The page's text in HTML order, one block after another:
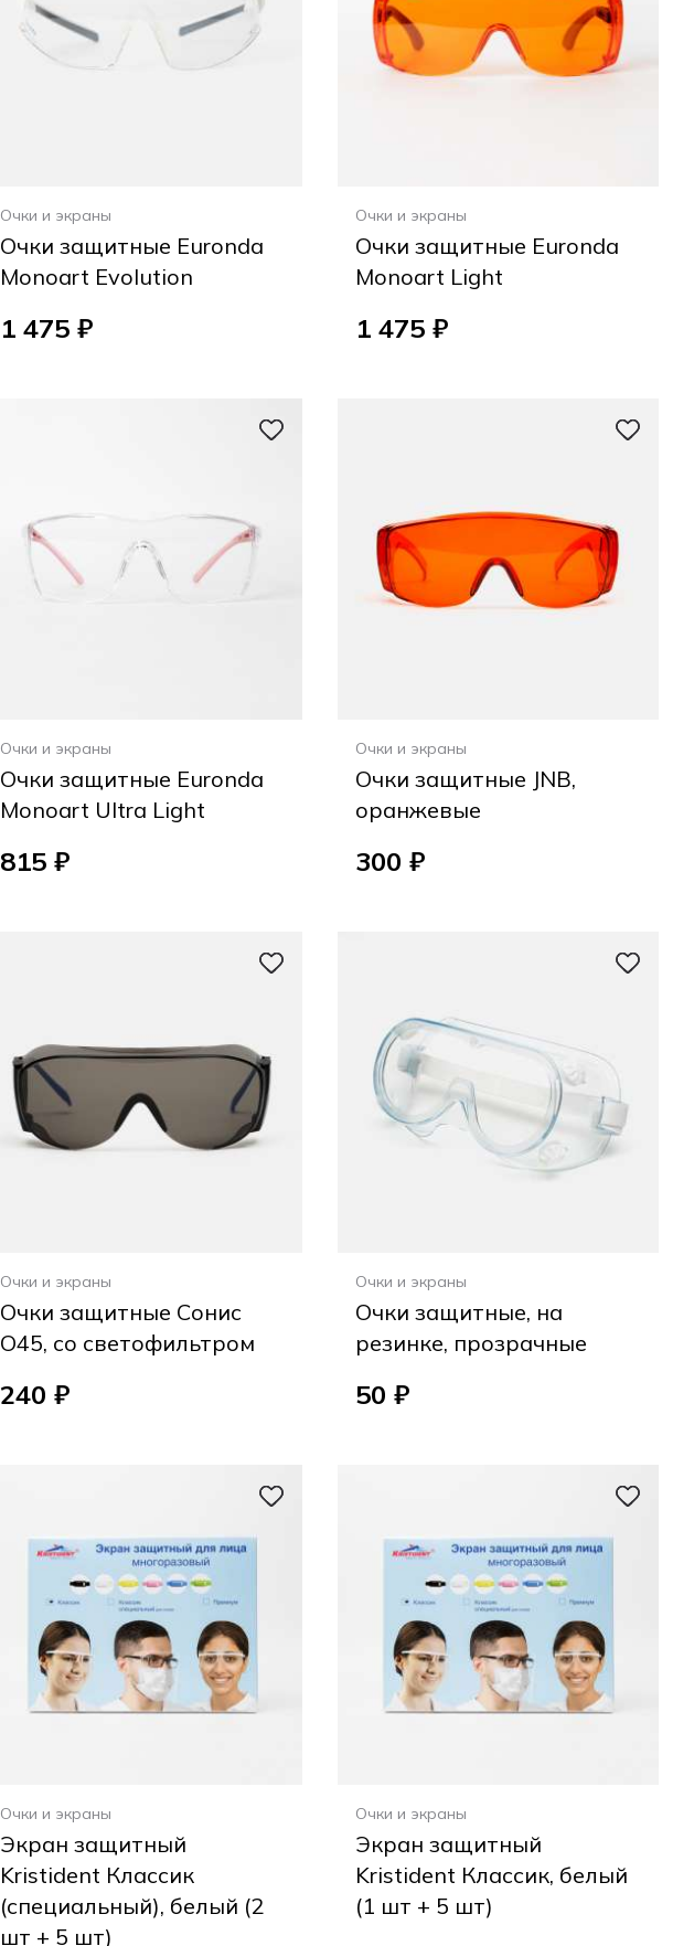
Очки и экраны
Очки защитные Euronda
Monoart Evolution
1 475 ₽
Очки и экраны
Очки защитные Euronda
Monoart Light
1 475 ₽
Очки и экраны
Очки защитные Euronda
Monoart Ultra Light
815 ₽
Очки и экраны
Очки защитные JNB,
оранжевые
300 ₽
Очки и экраны
Очки защитные Сонис
О45, со светофильтром
240 ₽
Очки и экраны
Очки защитные, на
резинке, прозрачные
50 ₽
Очки и экраны
Экран защитный
Kristident Классик
(специальный), белый (2
шт + 5 шт)
Очки и экраны
Экран защитный
Kristident Классик, белый
(1 шт + 5 шт)